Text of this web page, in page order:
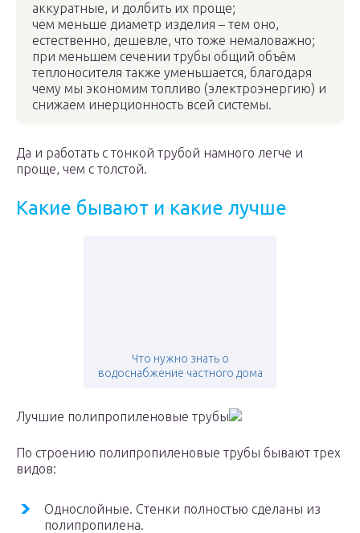
аккуратные, и долбить их проще;
чем меньше диаметр изделия – тем оно,
естественно, дешевле, что тоже немаловажно;
при меньшем сечении трубы общий объём
теплоносителя также уменьшается, благодаря
чему мы экономим топливо (электроэнергию) и
снижаем инерционность всей системы.
Да и работать с тонкой трубой намного легче и
проще, чем с толстой.
Какие бывают и какие лучше
Что нужно знать о
водоснабжение частного дома
Лучшие полипропиленовые трубы
По строению полипропиленовые трубы бывают трех
видов:
Однослойные. Стенки полностью сделаны из
полипропилена.